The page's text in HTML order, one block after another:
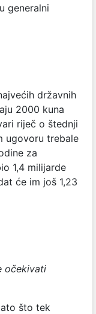
generalni
državnih
2000 kuna
riječ o štednji
ugovoru trebale
za
1,4 milijarde
će im još 1,23
očekivati
što tek